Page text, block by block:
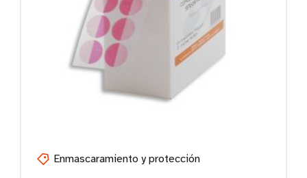
Enmascaramiento y protección